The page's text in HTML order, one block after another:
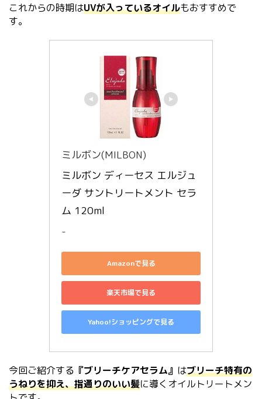
これからの時期はUVが入っているオイルもおすすめで
す。
ミルボン(MILBON)
ミルボン ディーセス エルジュ
ーダ サントリートメント セラ
ム 120ml
-
Amazonで見る
楽天市場で見る
Yahoo!ショッピングで見る
今回ご紹介する 『ブリーチケアセラム』 はブリーチ特有の
うねりを抑え、指通りのいい髪に導くオイルトリートメン